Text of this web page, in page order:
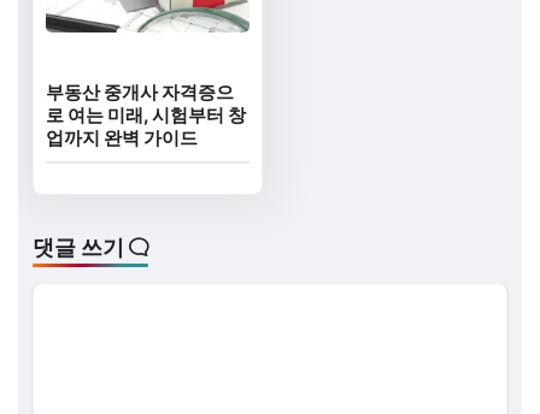
부동산 중개사 자격증으
로 여는 미래, 시험부터 창
업까지 완벽 가이드
댓글 쓰기